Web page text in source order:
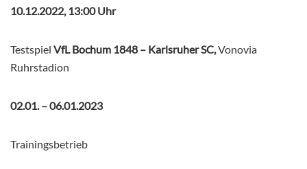
10.12.2022, 13:00 Uhr
Testspiel VfL Bochum 1848 – Karlsruher SC,Vonovia
Ruhrstadion
02.01. – 06.01.2023
Trainingsbetrieb